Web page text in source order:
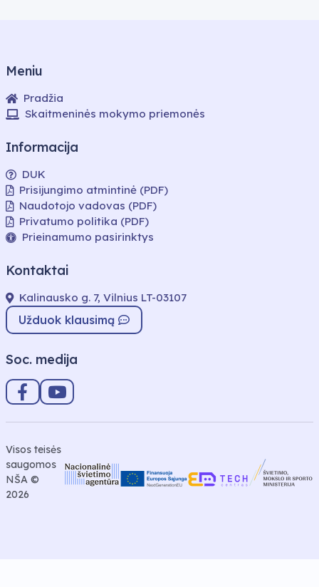
Meniu
Pradžia
Skaitmeninės mokymo priemonės
Informacija
DUK
Prisijungimo atmintinė (PDF)
Naudotojo vadovas (PDF)
Privatumo politika (PDF)
Prieinamumo pasirinktys
Kontaktai
Kalinausko g. 7, Vilnius LT-03107
Užduok klausimą
Soc. medija
Visos teisės
saugomos
NŠA ©
2026